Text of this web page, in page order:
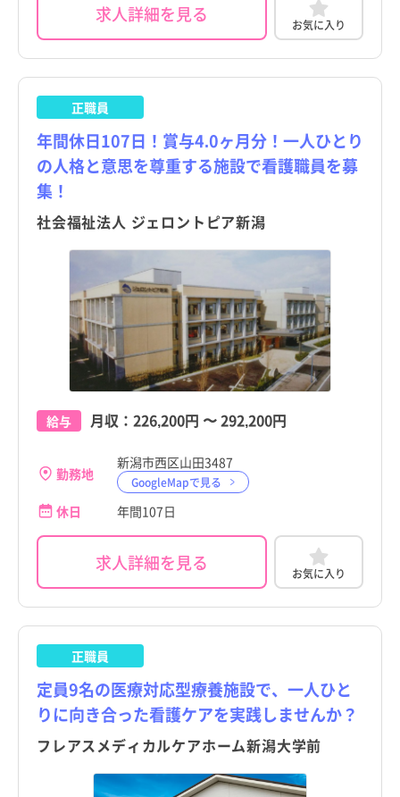
求人詳細を見る お気に入り
正職員
年間休日107日！賞与4.0ヶ月分！一人ひとり
の人格と意思を尊重する施設で看護職員を募
集！
社会福祉法人 ジェロントピア新潟
給与 月収： 226,200円 〜292,200円
勤務地
新潟市西区山田3487
GoogleMapで見る
休日 年間107日
求人詳細を見る お気に入り
正職員
定員9名の医療対応型療養施設で、一人ひと
りに向き合った看護ケアを実践しませんか？
フレアスメディカルケアホーム新潟大学前